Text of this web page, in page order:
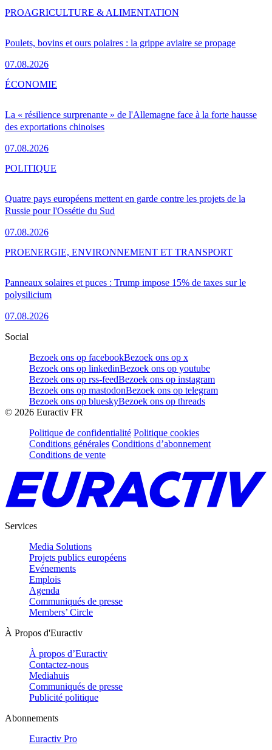
Poulets, bovins et ours polaires : la grippe aviaire se propage
07.08.2026
PROAGRICULTURE & ALIMENTATION
La « résilience surprenante » de l'Allemagne face à la forte hausse
des exportations chinoises
07.08.2026
ÉCONOMIE
Quatre pays européens mettent en garde contre les projets de la
Russie pour l'Ossétie du Sud
07.08.2026
POLITIQUE
Panneaux solaires et puces : Trump impose 15% de taxes sur le
polysilicium
07.08.2026
PROENERGIE, ENVIRONNEMENT ET TRANSPORT
Social
Bezoek ons op facebookBezoek ons op x
Bezoek ons op linkedinBezoek ons op youtube
Bezoek ons op rss-feedBezoek ons op instagram
Bezoek ons op mastodonBezoek ons op telegram
Bezoek ons op blueskyBezoek ons op threads
© 2026 Euractiv FR
Politique de confidentialité Politique cookies
Conditions générales Conditions d’abonnement
Conditions de vente
Services
Media Solutions
Projets publics européens
Evénements
Emplois
Agenda
Communiqués de presse
Members’ Circle
À Propos d'Euractiv
À propos d’Euractiv
Contactez-nous
Mediahuis
Communiqués de presse
Publicité politique
Abonnements
Euractiv Pro